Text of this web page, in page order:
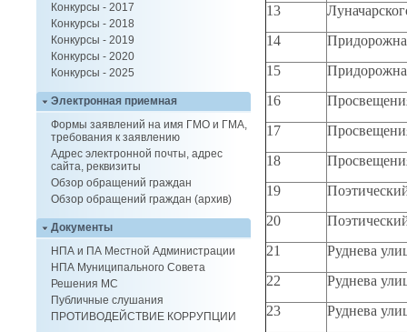
Конкурсы - 2017
Конкурсы - 2018
Конкурсы - 2019
Конкурсы - 2020
Конкурсы - 2025
Электронная приемная
Формы заявлений на имя ГМО и ГМА,
требования к заявлению
Адрес электронной почты, адрес
сайта, реквизиты
Обзор обращений граждан
Обзор обращений граждан (архив)
Документы
НПА и ПА Местной Администрации
НПА Муниципального Совета
Решения МС
Публичные слушания
ПРОТИВОДЕЙСТВИЕ КОРРУПЦИИ
13
14
15
16
17
18
19
20
21
Руднева
22
Руднева
23
Руднева